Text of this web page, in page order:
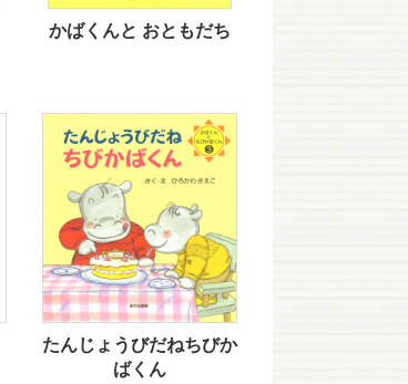
かばくんと おともだち
たんじょうびだねちびか
ばくん